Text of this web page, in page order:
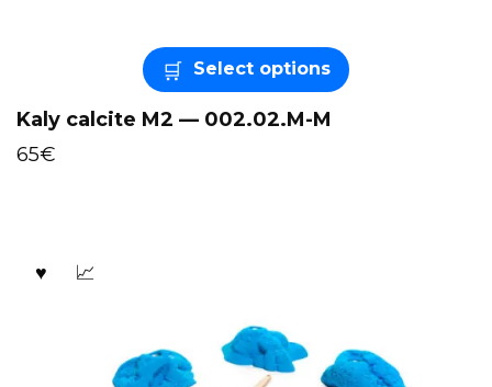
Select options
Kaly calcite M2 — 002.02.M-M
65€